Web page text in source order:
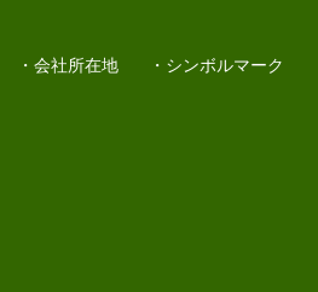
会社所在地 シンボルマーク